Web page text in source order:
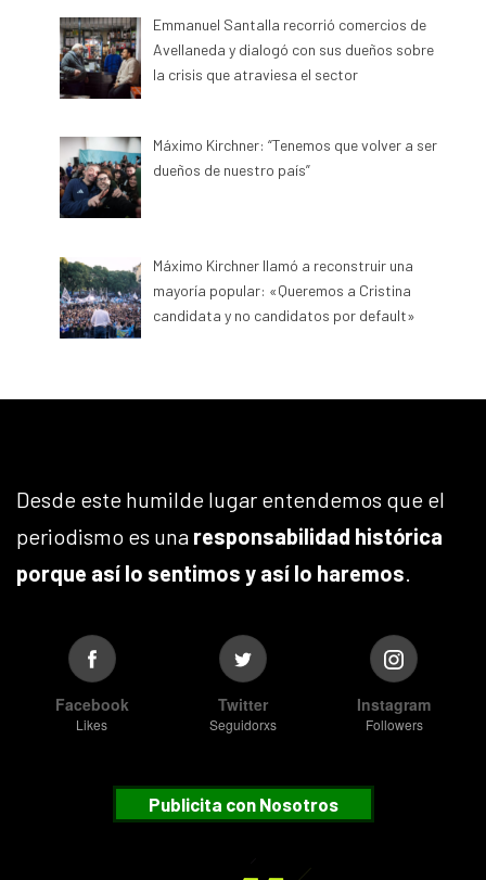
Emmanuel Santalla recorrió comercios de
Avellaneda y dialogó con sus dueños sobre
la crisis que atraviesa el sector
Máximo Kirchner: “Tenemos que volver a ser
dueños de nuestro país”
Máximo Kirchner llamó a reconstruir una
mayoría popular: «Queremos a Cristina
candidata y no candidatos por default»
Desde este humilde lugar entendemos que el
periodismo es una responsabilidad histórica
porque así lo sentimos y así lo haremos
Facebook
Likes
Twitter
Seguidorxs
Instagram
Followers
Publicita con Nosotros